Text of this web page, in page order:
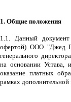
1. Общие положения
1.1. Данный документ
офертой) ООО "Джед
генерального
на основании Устава,
оказание платных
рамках